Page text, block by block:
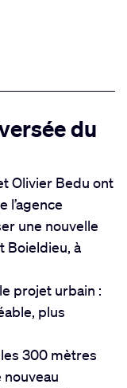
du
Olivier Bedu ont
l’agence
une nouvelle
Boieldieu, à
projet urbain :
plus
300 mètres